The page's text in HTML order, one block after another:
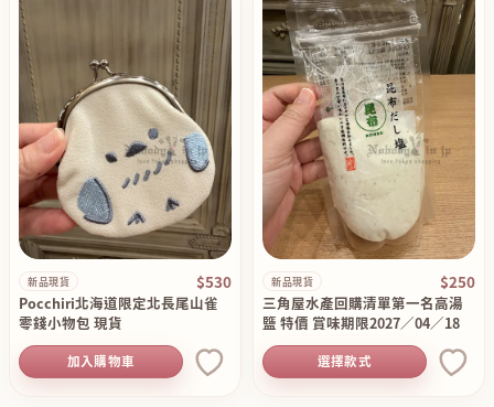
新品現貨 $530
Pocchiri北海道限定北長尾山雀
零錢小物包 現貨
加入購物車
新品現貨 $250
三角屋水產回購清單第一名高湯
鹽 特價 賞味期限2027／04／18
選擇款式